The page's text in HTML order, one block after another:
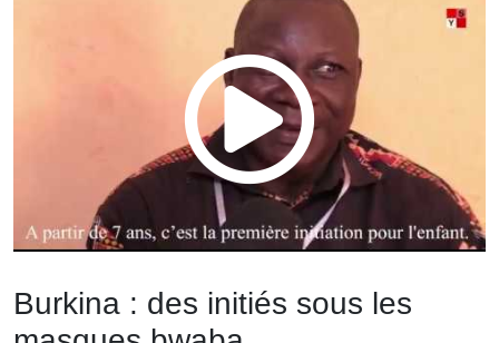
Burkina : des initiés sous les